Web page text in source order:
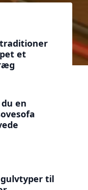
et
en
til